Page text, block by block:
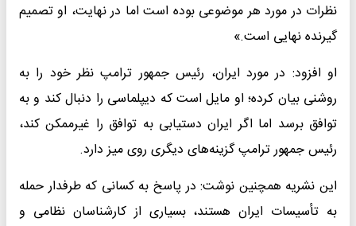
نظرات در مورد هر موضوعی بوده است اما در نهایت، او تصمیم
گیرنده نهایی است.»
او افزود: در مورد ایران، رئیس جمهور ترامپ نظر خود را به
روشنی بیان کرده؛ او مایل است که دیپلماسی را دنبال کند و به
توافق برسد اما اگر ایران دستیابی به توافق را غیرممکن کند،
رئیس جمهور ترامپ گزینه‌های دیگری روی میز دارد.
این نشریه همچنین نوشت: در پاسخ به کسانی که طرفدار حمله
به تأسیسات ایران هستند، بسیاری از کارشناسان نظامی و